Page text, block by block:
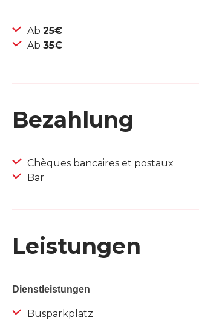
Ab 25€
Ab 35€
Bezahlung
Chèques bancaires et postaux
Bar
Leistungen
Dienstleistungen
Busparkplatz